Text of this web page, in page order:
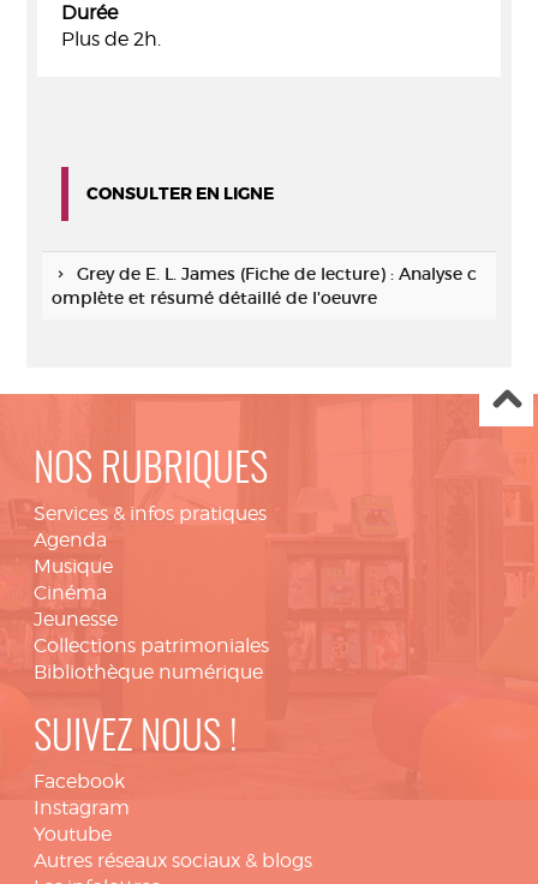
Durée
Plus de 2h.
CONSULTER EN LIGNE
Grey de E. L. James (Fiche de lecture) : Analyse c
omplète et résumé détaillé de l'oeuvre
NOS RUBRIQUES
Services & infos pratiques
Agenda
Musique
Cinéma
Jeunesse
Collections patrimoniales
Bibliothèque numérique
SUIVEZ NOUS !
Facebook
Instagram
Youtube
Autres réseaux sociaux & blogs